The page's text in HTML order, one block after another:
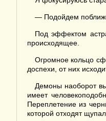
— Подойдем
Под эффектом
происходящее.
Огромное кольцо
доспехи, от них
Демоны наоборот
имеет
Переплетение из
которой отходят